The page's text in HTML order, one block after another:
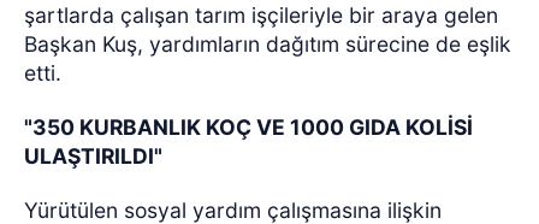
şartlarda çalışan tarım işçileriyle bir araya gelen
Başkan Kuş, yardımların dağıtım sürecine de eşlik
etti.
"350 KURBANLIK KOÇ VE 1000 GIDA KOLİSİ
ULAŞTIRILDI"
Yürütülen sosyal yardım çalışmasına ilişkin